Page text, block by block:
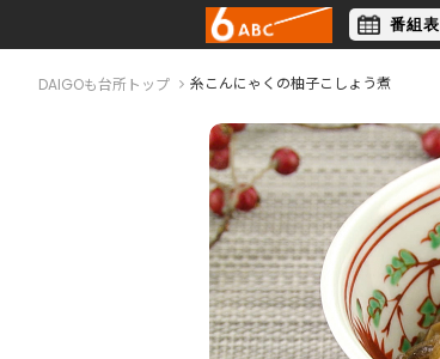
番組表
DAIGOも台所トップ 糸こんにゃくの柚子こしょう煮